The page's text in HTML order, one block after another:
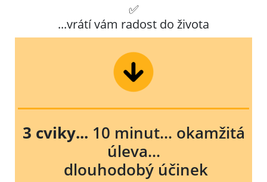
✅
...vrátí vám radost do života
3 cviky... 10 minut... okamžitá
úleva...
dlouhodobý účinek